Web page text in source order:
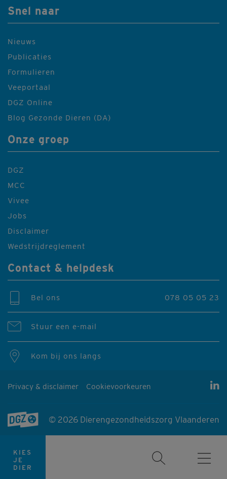
KIES
JE
DIER
VARKENS
Producten & diensten
Snel naar
Nieuws
Publicaties
Formulieren
Veeportaal
DGZ Online
Blog Gezonde Dieren (DA)
Onze groep
DGZ
MCC
Vivee
Jobs
Disclaimer
Wedstrijdreglement
Contact & helpdesk
Bel ons 078 05 05 23
Stuur een e-mail
Kom bij ons langs
Privacy & disclaimer Cookievoorkeuren
© 2026 Dierengezondheidszorg Vlaanderen